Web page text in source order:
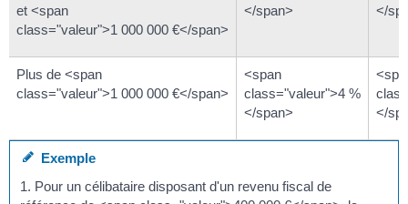
et <span
class="valeur">1 000 000 €</span>
</span>
</
Plus de <span
class="valeur">1 000 000 €</span>
<span
class="valeur">4 %
</span>
</
Exemple
1. Pour un célibataire disposant d'un revenu fiscal de